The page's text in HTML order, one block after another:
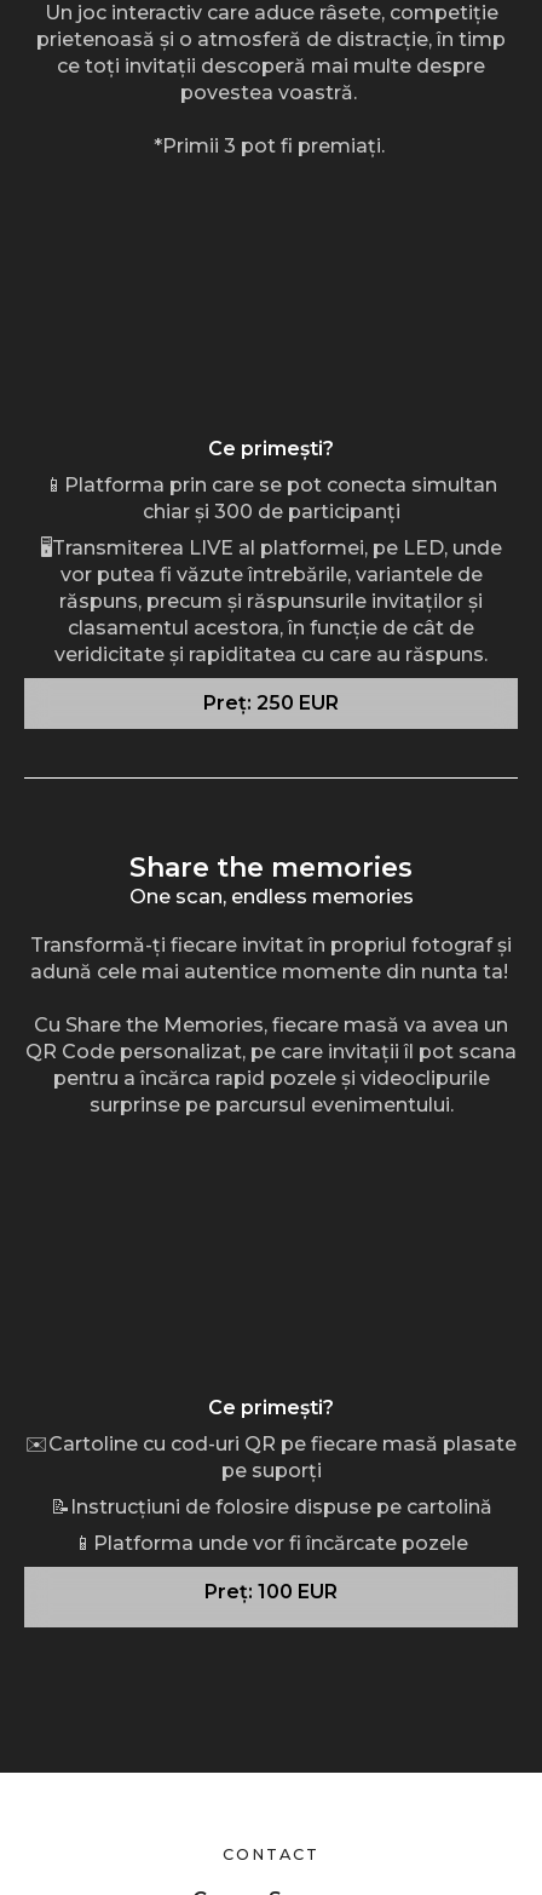
Ce primești?
📱Platforma prin care se pot conecta simultan
chiar și 300 de participanți
🖥️Transmiterea LIVE al platformei, pe LED, unde
vor putea fi văzute întrebările, variantele de
răspuns, precum și răspunsurile invitaților și
clasamentul acestora, în funcție de cât de
veridicitate și rapiditatea cu care au răspuns.
Preț: 250 EUR
Un joc interactiv care aduce râsete, competiție
prietenoasă și o atmosferă de distracție, în timp
ce toți invitații descoperă mai multe despre
povestea voastră.
*Primii 3 pot fi premiați.
Ce primești?
✉️Cartoline cu cod-uri QR pe fiecare masă plasate
pe suporți
📝Instrucțiuni de folosire dispuse pe cartolină
📱Platforma unde vor fi încărcate pozele
Preț: 100 EUR
Share the memories
One scan, endless memories
Transformă-ți fiecare invitat în propriul fotograf și
adună cele mai autentice momente din nunta ta!
Cu Share the Memories, fiecare masă va avea un
QR Code personalizat, pe care invitații îl pot scana
pentru a încărca rapid pozele și videoclipurile
surprinse pe parcursul evenimentului.
CONTACT